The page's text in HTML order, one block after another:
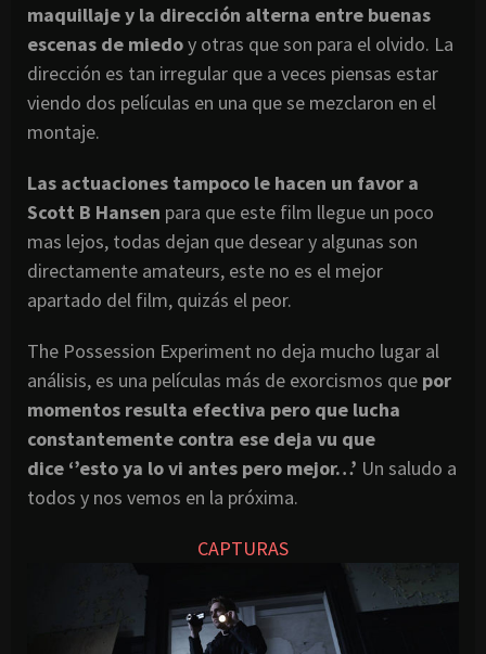
maquillaje y la dirección alterna entre buenas
escenas de miedoy otras que son para el olvido. La
dirección es tan irregular que a veces piensas estar
viendo dos películas en una que se mezclaron en el
montaje.
Las actuaciones tampoco le hacen un favor a
Scott B Hansen para que este film llegue un poco
mas lejos, todas dejan que desear y algunas son
directamente amateurs, este no es el mejor
apartado del film, quizás el peor.
The Possession Experiment no deja mucho lugar al
análisis, es una películas más de exorcismos que por
momentos resulta efectiva pero que lucha
constantemente contra ese deja vu que
dice ‘’esto ya lo vi antes pero mejor…’ Un saludo a
todos y nos vemos en la próxima.
CAPTURAS